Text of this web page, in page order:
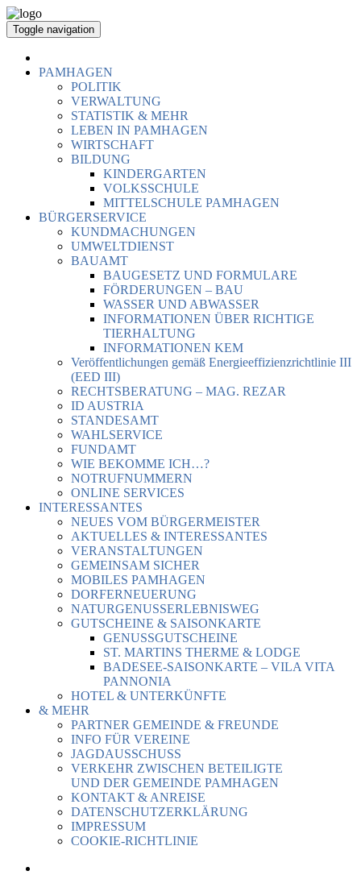
Toggle navigation
PAMHAGEN
POLITIK
VERWALTUNG
STATISTIK & MEHR
LEBEN IN PAMHAGEN
WIRTSCHAFT
BILDUNG
KINDERGARTEN
VOLKSSCHULE
MITTELSCHULE PAMHAGEN
BÜRGERSERVICE
KUNDMACHUNGEN
UMWELTDIENST
BAUAMT
BAUGESETZ UND FORMULARE
FÖRDERUNGEN – BAU
WASSER UND ABWASSER
INFORMATIONEN ÜBER RICHTIGE
TIERHALTUNG
INFORMATIONEN KEM
Veröffentlichungen gemäß Energieeffizienzrichtlinie III
(EED III)
RECHTSBERATUNG – MAG. REZAR
ID AUSTRIA
STANDESAMT
WAHLSERVICE
FUNDAMT
WIE BEKOMME ICH…?
NOTRUFNUMMERN
ONLINE SERVICES
INTERESSANTES
NEUES VOM BÜRGERMEISTER
AKTUELLES & INTERESSANTES
VERANSTALTUNGEN
GEMEINSAM SICHER
MOBILES PAMHAGEN
DORFERNEUERUNG
NATURGENUSSERLEBNISWEG
GUTSCHEINE & SAISONKARTE
GENUSSGUTSCHEINE
ST. MARTINS THERME & LODGE
BADESEE-SAISONKARTE – VILA VITA
PANNONIA
HOTEL & UNTERKÜNFTE
& MEHR
PARTNER GEMEINDE & FREUNDE
INFO FÜR VEREINE
JAGDAUSSCHUSS
VERKEHR ZWISCHEN BETEILIGTE
UND DER GEMEINDE PAMHAGEN
KONTAKT & ANREISE
DATENSCHUTZERKLÄRUNG
IMPRESSUM
COOKIE-RICHTLINIE